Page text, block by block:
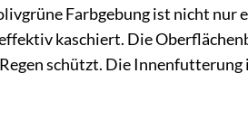
Farbgebung ist nicht nur
kaschiert. Die
schützt. Die Innenfutterung